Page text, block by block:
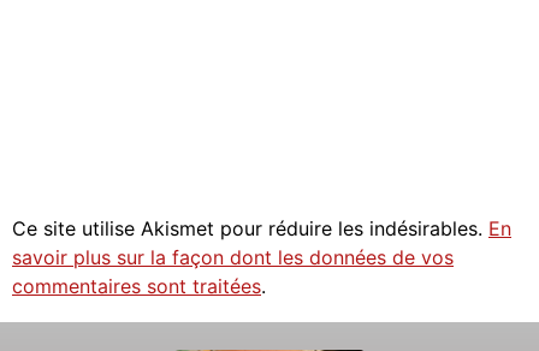
Ce site utilise Akismet pour réduire les indésirables. En
savoir plus sur la façon dont les données de vos
commentaires sont traitées.